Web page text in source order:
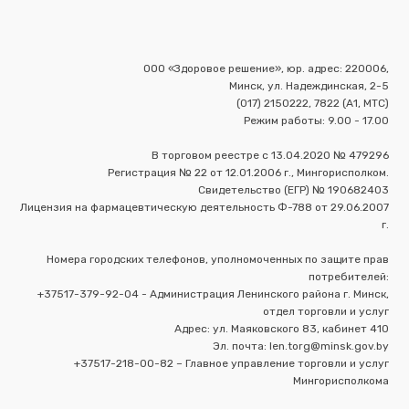
ООО «Здоровое решение», юр. адрес: 220006,
Минск, ул. Надеждинская, 2-5
(017) 2150222, 7822 (А1, МТС)
Режим работы: 9.00 - 17.00
В торговом реестре с 13.04.2020 № 479296
Регистрация № 22 от 12.01.2006 г., Мингорисполком.
Свидетельство (ЕГР) № 190682403
Лицензия на фармацевтическую деятельность Ф-788 от 29.06.2007
г.
Номера городских телефонов, уполномоченных по защите прав
потребителей:
+37517-379-92-04 - Администрация Ленинского района г. Минск,
отдел торговли и услуг
Адрес: ул. Маяковского 83, кабинет 410
Эл. почта: len.torg@minsk.gov.by
+37517-218-00-82 – Главное управление торговли и услуг
Мингорисполкома